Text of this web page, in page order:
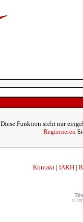
Diese Funktion steht nur
Registrieren
Kontakt | IAKH |
©